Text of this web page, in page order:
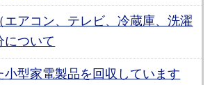
エアコン、テレビ、冷蔵庫、洗濯
について
小型家電製品を回収しています